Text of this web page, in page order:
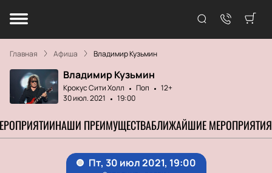
Главная Афиша Владимир Кузьмин
Владимир Кузьмин
Крокус Сити Холл Поп
12+
30 июл. 2021
19:00
НАШИ ПРЕИМУЩЕСТВАБЛИЖАЙШИЕ МЕРОПРИЯТИЯ